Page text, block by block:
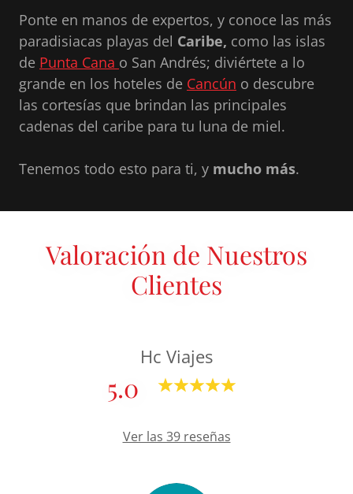
Ponte en manos de expertos, y conoce las más
paradisiacas playas del Caribe, como las islas
de Punta Cana o San Andrés; diviértete a lo
grande en los hoteles de Cancún o descubre
las cortesías que brindan las principales
cadenas del caribe para tu luna de miel.
Tenemos todo esto para ti, y mucho más.
Valoración de Nuestros
Clientes
Hc Viajes
5.0
Ver las 39 reseñas